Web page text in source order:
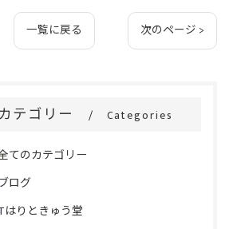
一覧に戻る 次のページ >
カテゴリー Categories
てのカテゴリー
ログ
はりときゅう堂